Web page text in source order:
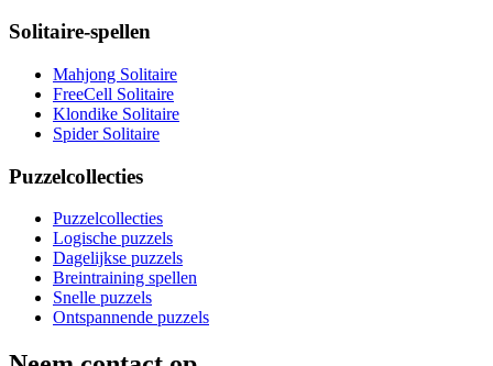
Solitaire-spellen
Mahjong Solitaire
FreeCell Solitaire
Klondike Solitaire
Spider Solitaire
Puzzelcollecties
Puzzelcollecties
Logische puzzels
Dagelijkse puzzels
Breintraining spellen
Snelle puzzels
Ontspannende puzzels